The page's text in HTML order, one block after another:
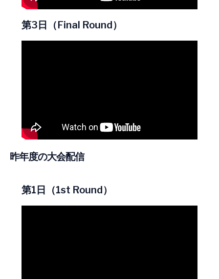
第3日（Final Round）
昨年度の大会配信
第1日（1st Round）